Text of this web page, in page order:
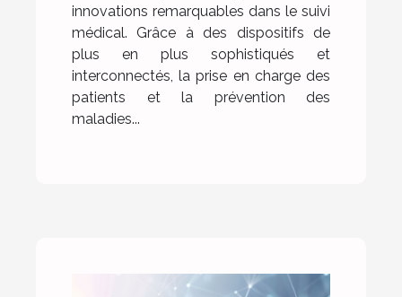
innovations remarquables dans le suivi
médical. Grâce à des dispositifs de
plus en plus sophistiqués et
interconnectés, la prise en charge des
patients et la prévention des
maladies...